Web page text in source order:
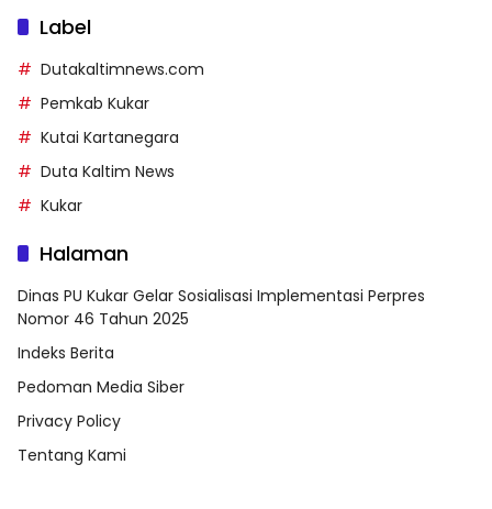
Label
Dutakaltimnews.com
Pemkab Kukar
Kutai Kartanegara
Duta Kaltim News
Kukar
Halaman
Dinas PU Kukar Gelar Sosialisasi Implementasi Perpres
Nomor 46 Tahun 2025
Indeks Berita
Pedoman Media Siber
Privacy Policy
Tentang Kami